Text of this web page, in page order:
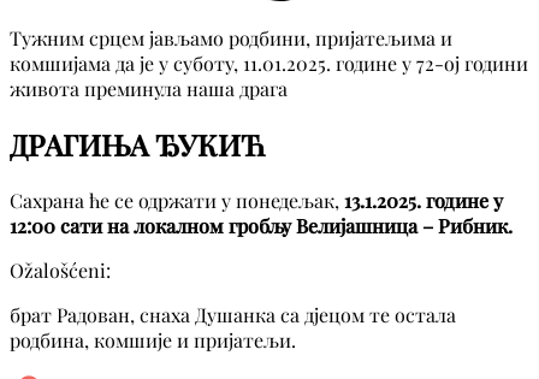
Тужним срцем јављамо родбини, пријатељима и
комшијама да је у суботу, 11.01.2025. године у 72-ој години
живота преминула наша драга
ДРАГИЊА ЂУКИЋ
Сахрана ће се одржати у понедељак, 13.1.2025. године у
12:00 сати на локалном гробљу Велијашница – Рибник.
Ožalošćeni:
брат Радован, снаха Душанка са дјецом те остала
родбина, комшије и пријатељи.